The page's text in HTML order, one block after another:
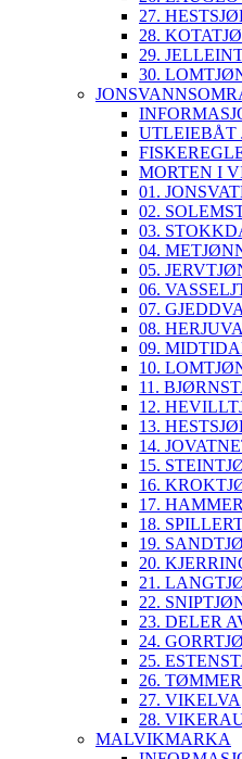
27.
28.
29.
30.
UTLEIEBÅT
MORTEN I
01.
02.
03.
04.
05.
06.
07.
08.
09.
10.
11.
12.
13.
14.
15.
16.
17.
18.
19.
20.
21.
22.
23. DELER
24.
25.
26.
27. VIKELVA
28.
MALVIKMARKA